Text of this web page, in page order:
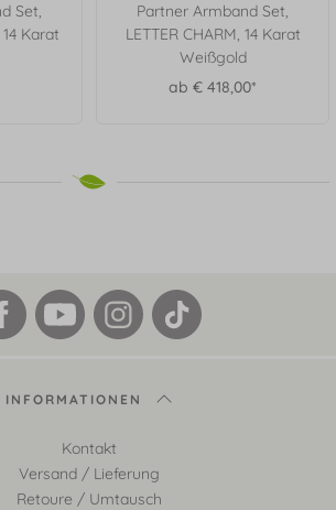
Set,
Karat
Partner Armband Set,
LETTER CHARM, 14 Karat
Weißgold
ab € 418,00*
INFORMATIONEN
Kontakt
Versand / Lieferung
Retoure / Umtausch